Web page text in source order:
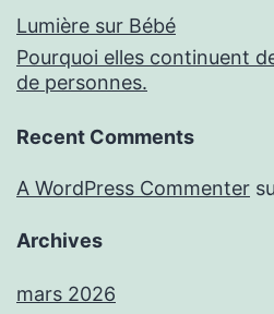
Lumière sur Bébé
Pourquoi elles continuent
de personnes.
Recent Comments
A WordPress Commenter
Archives
mars 2026